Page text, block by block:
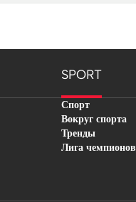
SPORT
Спорт
Вокруг спорта
Тренды
Лига чемпионов